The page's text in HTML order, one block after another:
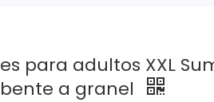
para adultos XXL
a granel